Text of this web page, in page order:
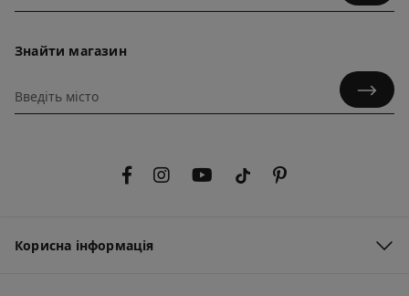
Знайти магазин
Корисна інформація